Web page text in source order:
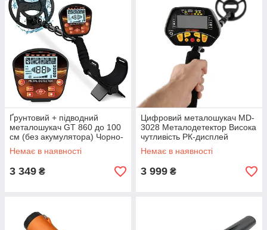
Ґрунтовий + підводний
металошукач GT 860 до 100
см (без акумулятора) Чорно-
червоний
Немає в наявності
3 349 ₴
Цифровий металошукач MD-
3028 Металодетектор Висока
чутливість РК-дисплей
Немає в наявності
3 999 ₴